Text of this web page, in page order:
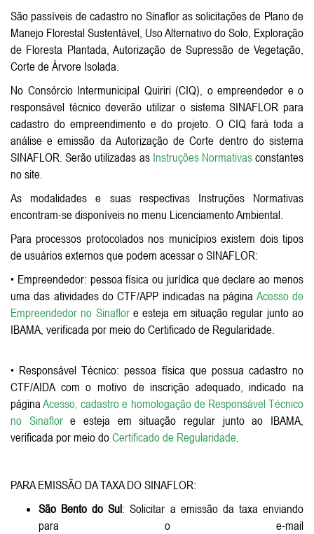
São passíveis de cadastro no Sinaflor as solicitações de Plano de
Manejo Florestal Sustentável, Uso Alternativo do Solo, Exploração
de Floresta Plantada, Autorização de Supressão de Vegetação,
Corte de Árvore Isolada.
No Consórcio Intermunicipal Quiriri (CIQ), o empreendedor e o
responsável técnico deverão utilizar o sistema SINAFLOR para
cadastro do empreendimento e do projeto. O CIQ fará toda a
análise e emissão da Autorização de Corte dentro do sistema
SINAFLOR. Serão utilizadas as Instruções Normativasconstantes
no site.
As modalidades e suas respectivas Instruções Normativas
encontram-se disponíveis no menu Licenciamento Ambiental.
Para processos protocolados nos municípios existem dois tipos
de usuários externos que podem acessar o SINAFLOR:
• Empreendedor: pessoa física ou jurídica que declare ao menos
uma das atividades do CTF/APP indicadas na página Acesso de
Empreendedor no Sinaflore esteja em situação regular junto ao
IBAMA, verificada por meio do Certificado de Regularidade.
• Responsável Técnico: pessoa física que possua cadastro no
CTF/AIDA com o motivo de inscrição adequado, indicado na
páginaAcesso, cadastro e homologação de Responsável Técnico
no Sinaflore esteja em situação regular junto ao IBAMA,
verificada por meio do Certificado de Regularidade.
PARA EMISSÃO DA TAXA DO SINAFLOR:
São Bento do Sul: Solicitar a emissão da taxa enviando
para o e-mail